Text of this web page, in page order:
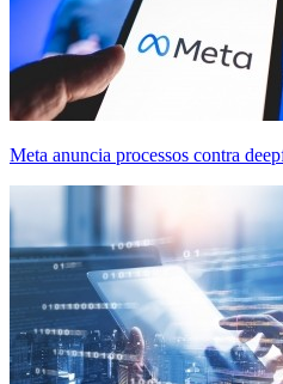
Meta anuncia processos contra